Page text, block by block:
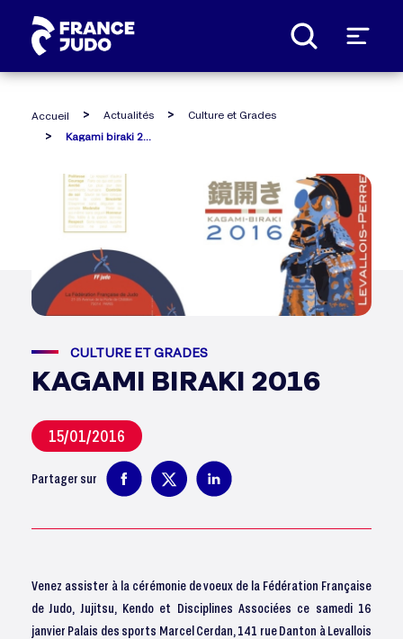
Accueil Actualités
Culture et Grades
CULTURE ET GRADES
KAGAMI BIRAKI 2016
15/01/2016
Partager sur
Venez assister à la cérémonie de voeux de la Fédération Française
de Judo, Jujitsu, Kendo et Disciplines Associées ce samedi 16
janvier Palais des sports Marcel Cerdan, 141 rue Danton à Levallois